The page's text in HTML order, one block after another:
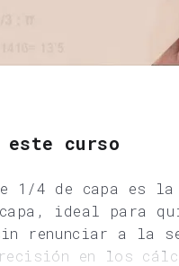
este curso
1/4 de capa es
ideal para
renunciar a la
en los